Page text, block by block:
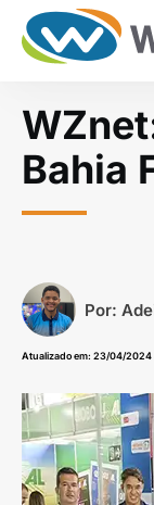
Bahia
Por:
Atualizado em: 23/04/2024